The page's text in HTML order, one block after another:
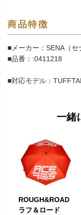
商品特徴
■メーカー：SENA（セ
■品番：:0411218
■対応モデル：
一緒
ROUGH&ROAD
ラフ＆ロード